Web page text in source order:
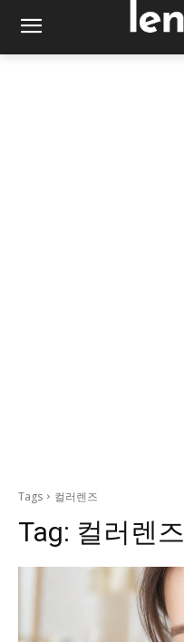
Tags 컬러렌즈
Tag: 컬러렌즈